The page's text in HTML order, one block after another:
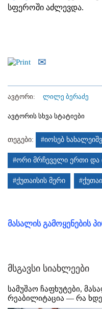
სფეროში აძლევდა.
ავტორი: ლილე ბერაძე
ავტორის სხვა სტატიები
თეგები: #იოსებ
#ორი მრჩეველი ერთი და
#ქუთაისის მერი
მასალის გამოყენების
მსგავსი სიახლეები
სამუშაო ჩაფხუტები,
რეაბილიტაცია — რა